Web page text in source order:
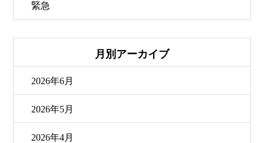
緊急
月別アーカイブ
2026年6月
2026年5月
2026年4月